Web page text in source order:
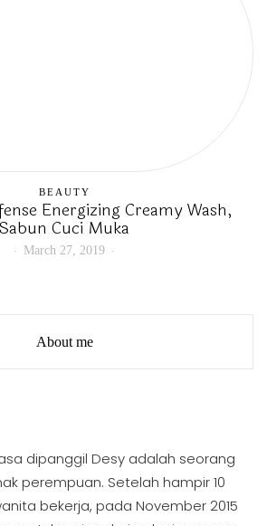
BEAUTY
Energizing Creamy Wash,
Sabun Cuci Muka
March 27, 2019
About me
dipanggil Desy adalah seorang
perempuan. Setelah hampir 10
bekerja, pada November 2015